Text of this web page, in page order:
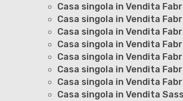
Casa singola in Vendita
Casa singola in Vendita
Casa singola in Vendita
Casa singola in Vendita
Casa singola in Vendita
Casa singola in Vendita
Casa singola in Vendita
Casa singola in Vendita